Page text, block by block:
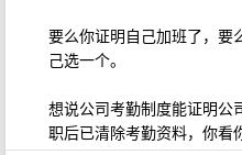
要么你证明自己加班了，要
己选一个。
想说公司考勤制度能证明公
职后已清除考勤资料，你看